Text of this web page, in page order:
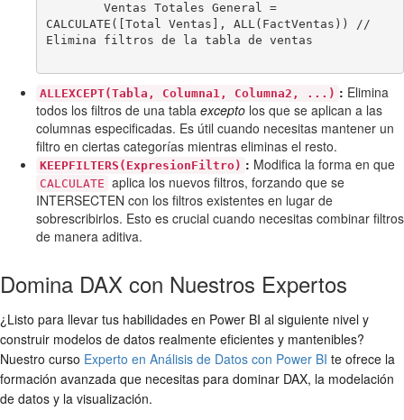
CALCULATE([Total Ventas], ALL(FactVentas)) //
Elimina filtros de la tabla de ventas
ALLEXCEPT(Tabla, Columna1, Columna2, ...) : Elimina
todos los filtros de una tabla excepto los que se aplican a las
columnas especificadas. Es útil cuando necesitas mantener un
filtro en ciertas categorías mientras eliminas el resto.
KEEPFILTERS(ExpresionFiltro) : Modifica la forma en que
CALCULATE aplica los nuevos filtros, forzando que se
INTERSECTEN con los filtros existentes en lugar de
sobrescribirlos. Esto es crucial cuando necesitas combinar filtros
de manera aditiva.
Domina DAX con Nuestros Expertos
¿Listo para llevar tus habilidades en Power BI al siguiente nivel y
construir modelos de datos realmente eficientes y mantenibles?
Nuestro curso Experto en Análisis de Datos con Power BI te ofrece la
formación avanzada que necesitas para dominar DAX, la modelación
de datos y la visualización.